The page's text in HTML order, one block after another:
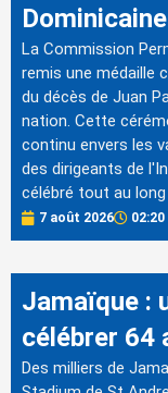
Dominicaine
La Commission
remis une médaille
du décès de Juan
nation. Cette
continu envers les
des dirigeants de
célébré tout au long
7 août 2026 02:20
Jamaïque :
célébrer 64
Des milliers de